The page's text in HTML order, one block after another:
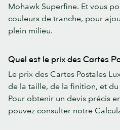
Mohawk Superfine. Et vous
couleurs de tranche, pour
plein milieu.
Quel est le prix des Cartes
Le prix des Cartes Postales
de la taille, de la finition, et
Pour obtenir un devis précis
pouvez consulter notre